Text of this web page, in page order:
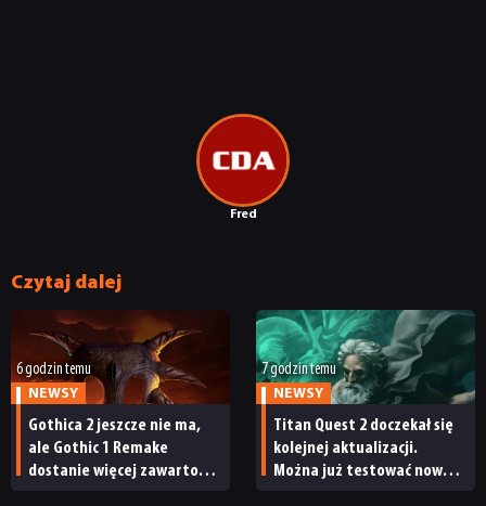
Fred
Czytaj dalej
6 godzin temu
NEWSY
Gothica 2 jeszcze nie ma,
ale Gothic 1 Remake
dostanie więcej zawartości.
7 godzin temu
NEWSY
Titan Quest 2 doczekał się
kolejnej aktualizacji.
Można już testować nową